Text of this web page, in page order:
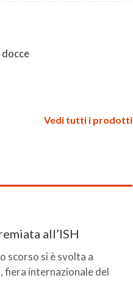
Vedi tutti i prodotti
all’ISH
scorso si è svolta a
fiera internazionale del